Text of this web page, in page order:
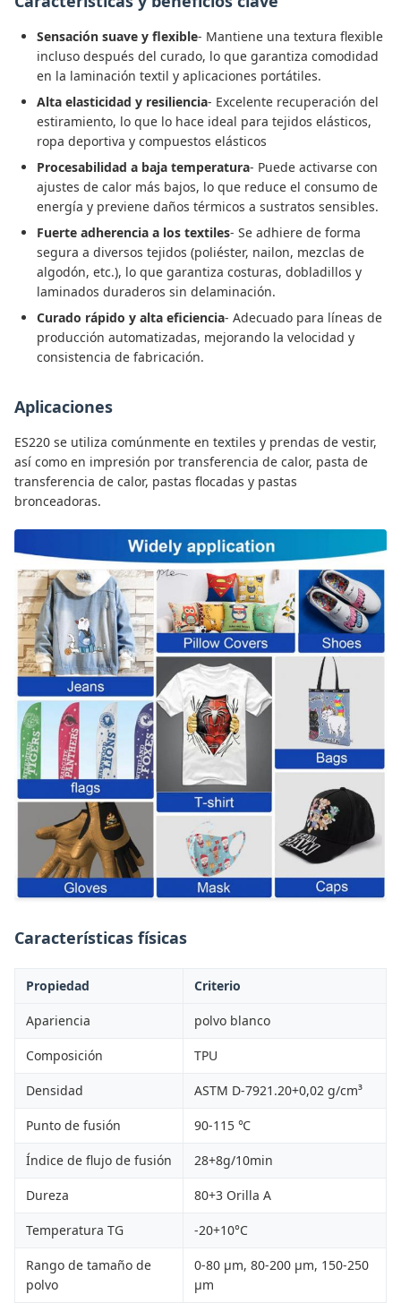
Sensación suave y flexible- Mantiene una textura flexible
incluso después del curado, lo que garantiza comodidad
en la laminación textil y aplicaciones portátiles.
Alta elasticidad y resiliencia- Excelente recuperación del
estiramiento, lo que lo hace ideal para tejidos elásticos,
ropa deportiva y compuestos elásticos
Procesabilidad a baja temperatura- Puede activarse con
ajustes de calor más bajos, lo que reduce el consumo de
energía y previene daños térmicos a sustratos sensibles.
Fuerte adherencia a los textiles- Se adhiere de forma
segura a diversos tejidos (poliéster, nailon, mezclas de
algodón, etc.), lo que garantiza costuras, dobladillos y
laminados duraderos sin delaminación.
Curado rápido y alta eficiencia- Adecuado para líneas de
producción automatizadas, mejorando la velocidad y
consistencia de fabricación.
Aplicaciones
ES220 se utiliza comúnmente en textiles y prendas de vestir,
así como en impresión por transferencia de calor, pasta de
transferencia de calor, pastas flocadas y pastas
bronceadoras.
Características físicas
Propiedad Criterio
Apariencia polvo blanco
Composición TPU
Densidad ASTM D-7921.20+0,02 g/cm³
Punto de fusión 90-115 ℃
Índice de flujo de fusión 28+8g/10min
Dureza 80+3 Orilla A
Temperatura TG -20+10°C
Rango de tamaño de
polvo
0-80 μm, 80-200 μm, 150-250
μm